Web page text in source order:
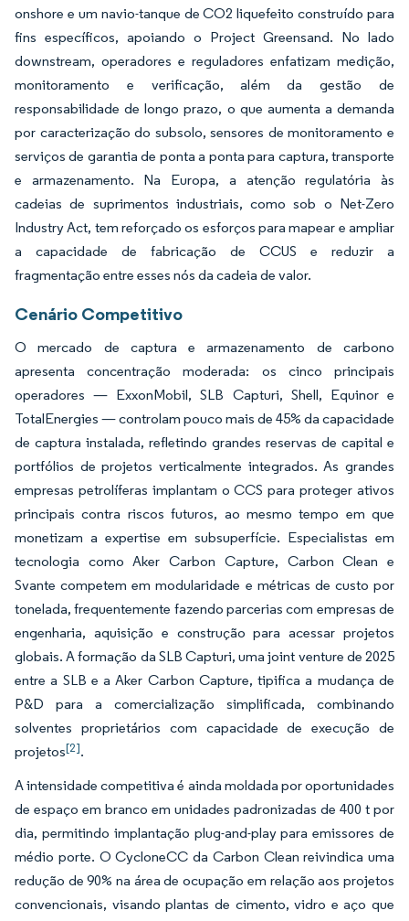
onshore e um navio-tanque de CO2 liquefeito construído para
fins específicos, apoiando o Project Greensand. No lado
downstream, operadores e reguladores enfatizam medição,
monitoramento e verificação, além da gestão de
responsabilidade de longo prazo, o que aumenta a demanda
por caracterização do subsolo, sensores de monitoramento e
serviços de garantia de ponta a ponta para captura, transporte
e armazenamento. Na Europa, a atenção regulatória às
cadeias de suprimentos industriais, como sob o Net-Zero
Industry Act, tem reforçado os esforços para mapear e ampliar
a capacidade de fabricação de CCUS e reduzir a
fragmentação entre esses nós da cadeia de valor.
Cenário Competitivo
O mercado de captura e armazenamento de carbono
apresenta concentração moderada: os cinco principais
operadores — ExxonMobil, SLB Capturi, Shell, Equinor e
TotalEnergies — controlam pouco mais de 45% da capacidade
de captura instalada, refletindo grandes reservas de capital e
portfólios de projetos verticalmente integrados. As grandes
empresas petrolíferas implantam o CCS para proteger ativos
principais contra riscos futuros, ao mesmo tempo em que
monetizam a expertise em subsuperfície. Especialistas em
tecnologia como Aker Carbon Capture, Carbon Clean e
Svante competem em modularidade e métricas de custo por
tonelada, frequentemente fazendo parcerias com empresas de
engenharia, aquisição e construção para acessar projetos
globais. A formação da SLB Capturi, uma joint venture de 2025
entre a SLB e a Aker Carbon Capture, tipifica a mudança de
P&D para a comercialização simplificada, combinando
solventes proprietários com capacidade de execução de
projetos[2].
A intensidade competitiva é ainda moldada por oportunidades
de espaço em branco em unidades padronizadas de 400 t por
dia, permitindo implantação plug-and-play para emissores de
médio porte. O CycloneCC da Carbon Clean reivindica uma
redução de 90% na área de ocupação em relação aos projetos
convencionais, visando plantas de cimento, vidro e aço que